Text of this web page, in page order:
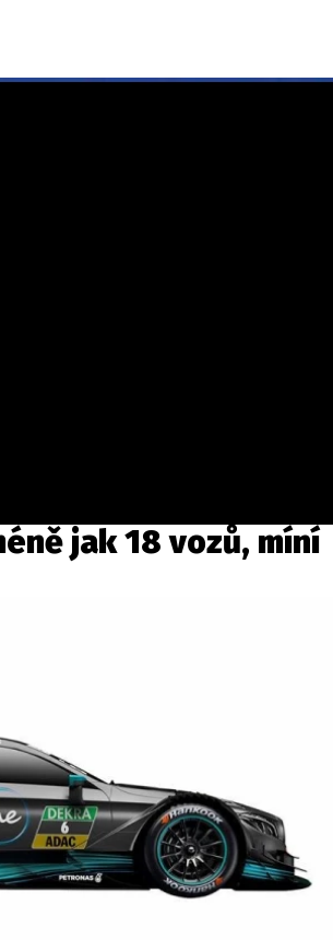
jak 18 vozů, míní